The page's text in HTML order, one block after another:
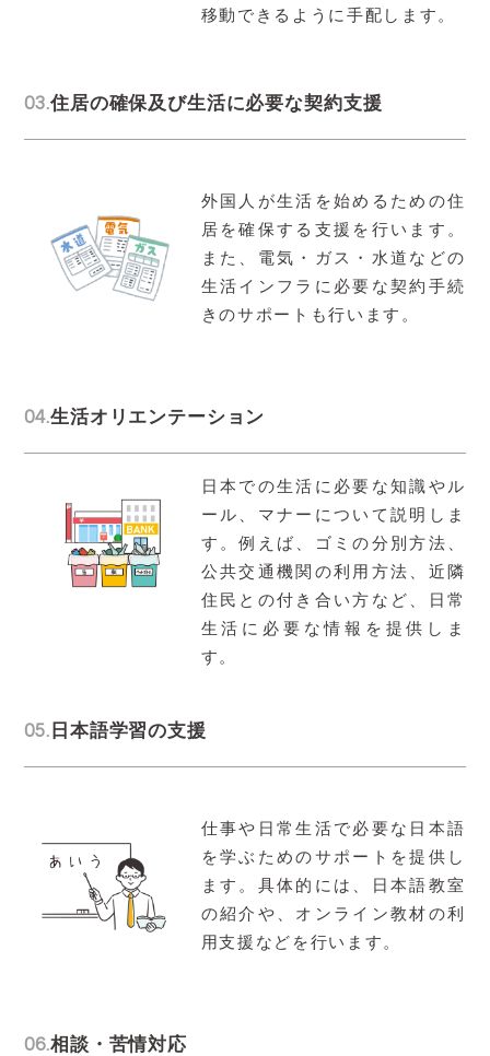
移動できるように手配します。
03.住居の確保及び生活に必要な契約支援
外国人が生活を始めるための住
居を確保する支援を行います。
また、電気・ガス・水道などの
生活インフラに必要な契約手続
きのサポートも行います。
04.生活オリエンテーション
日本での生活に必要な知識やル
ール、マナーについて説明しま
す。例えば、ゴミの分別方法、
公共交通機関の利用方法、近隣
住民との付き合い方など、日常
生活に必要な情報を提供しま
す。
05. 日本語学習の支援
仕事や日常生活で必要な日本語
を学ぶためのサポートを提供し
ます。具体的には、日本語教室
の紹介や、オンライン教材の利
用支援などを行います。
06.相談・苦情対応